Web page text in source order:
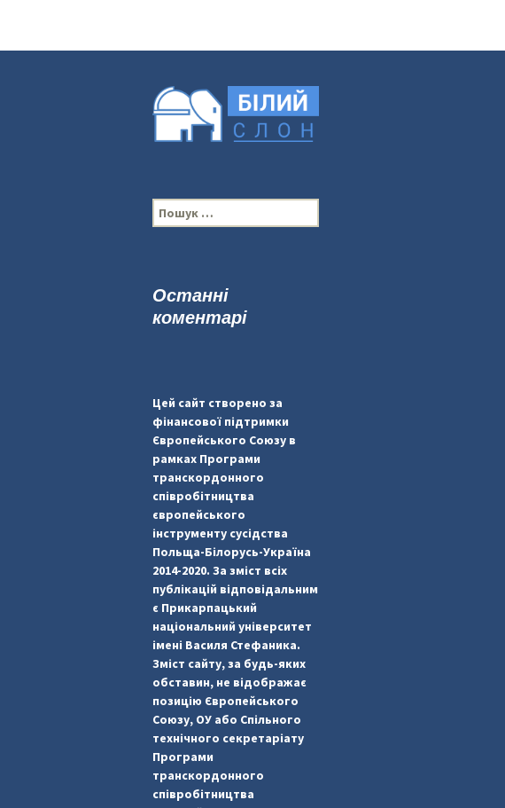
П
о
:Останні
коментарі
Цей сайт створено за
фінансової підтримки
Європейського Союзу в
рамках Програми
транскордонного
співробітництва
європейського
інструменту сусідства
Польща-Білорусь-Україна
2014-2020. За зміст всіх
публікацій відповідальним
є Прикарпацький
національний університет
імені Василя Стефаника.
Зміст сайту, за будь-яких
обставин, не відображає
позицію Європейського
Союзу, ОУ або Спільного
технічного секретаріату
Програми
транскордонного
співробітництва